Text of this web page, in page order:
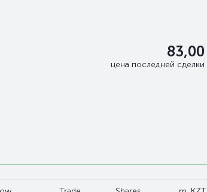
83,00
цена последней сделки